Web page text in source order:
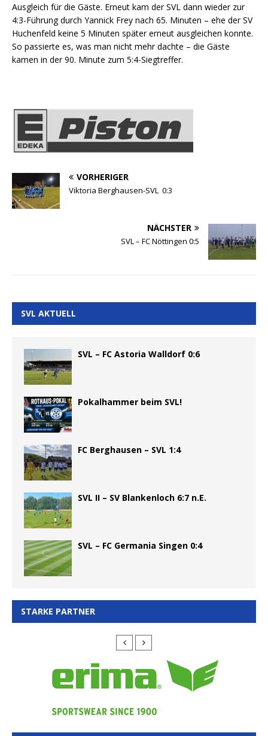
Ausgleich für die Gäste. Erneut kam der SVL dann wieder zur
4:3-Führung durch Yannick Frey nach 65. Minuten – ehe der SV
Huchenfeld keine 5 Minuten später erneut ausgleichen konnte.
So passierte es, was man nicht mehr dachte – die Gäste
kamen in der 90. Minute zum 5:4-Siegtreffer.
VORHERIGER
Viktoria Berghausen-SVL 0:3
NÄCHSTER
SVL – FC Nöttingen 0:5
SVL AKTUELL
SVL – FC Astoria Walldorf 0:6
Pokalhammer beim SVL!
FC Berghausen – SVL 1:4
SVL II – SV Blankenloch 6:7 n.E.
SVL – FC Germania Singen 0:4
STARKE PARTNER